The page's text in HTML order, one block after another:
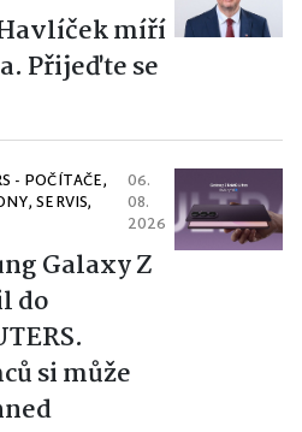
míří
Přijeďte se
- POČÍTAČE,
SERVIS,
06.
08.
2026
Galaxy Z
do
si může